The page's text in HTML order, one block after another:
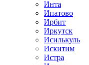
Инта
Ипатово
Ирбит
Иркутск
Исилькуль
Искитим
Истра